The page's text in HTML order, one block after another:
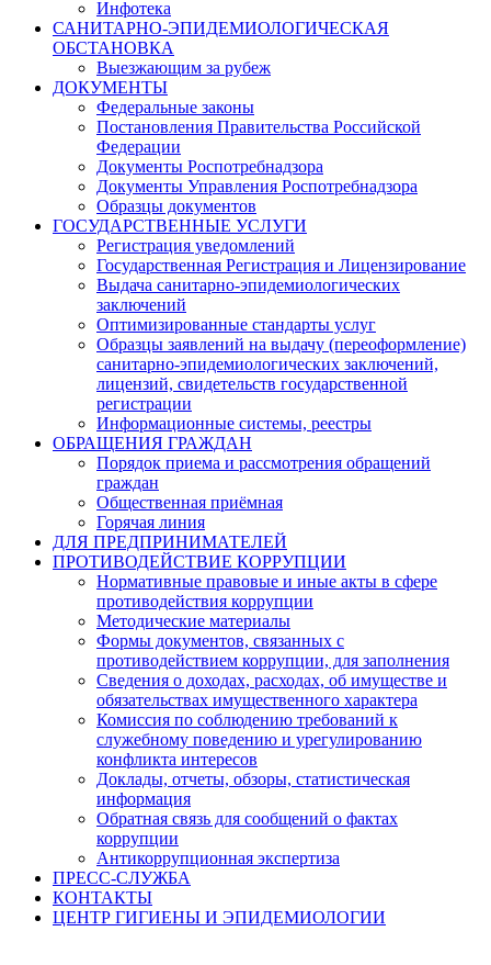
Инфотека
САНИТАРНО-ЭПИДЕМИОЛОГИЧЕСКАЯ
ОБСТАНОВКА
Выезжающим за рубеж
ДОКУМЕНТЫ
Федеральные законы
Постановления Правительства Российской
Федерации
Документы Роспотребнадзора
Документы Управления Роспотребнадзора
Образцы документов
ГОСУДАРСТВЕННЫЕ УСЛУГИ
Регистрация уведомлений
Государственная Регистрация и Лицензирование
Выдача санитарно-эпидемиологических
заключений
Оптимизированные стандарты услуг
Образцы заявлений на выдачу (переоформление)
санитарно-эпидемиологических заключений,
лицензий, свидетельств государственной
регистрации
Информационные системы, реестры
ОБРАЩЕНИЯ ГРАЖДАН
Порядок приема и рассмотрения обращений
граждан
Общественная приёмная
Горячая линия
ДЛЯ ПРЕДПРИНИМАТЕЛЕЙ
ПРОТИВОДЕЙСТВИЕ КОРРУПЦИИ
Нормативные правовые и иные акты в сфере
противодействия коррупции
Методические материалы
Формы документов, связанных с
противодействием коррупции, для заполнения
Сведения о доходах, расходах, об имуществе и
обязательствах имущественного характера
Комиссия по соблюдению требований к
служебному поведению и урегулированию
конфликта интересов
Доклады, отчеты, обзоры, статистическая
информация
Обратная связь для сообщений о фактах
коррупции
Антикоррупционная экспертиза
ПРЕСС-СЛУЖБА
КОНТАКТЫ
ЦЕНТР ГИГИЕНЫ И ЭПИДЕМИОЛОГИИ